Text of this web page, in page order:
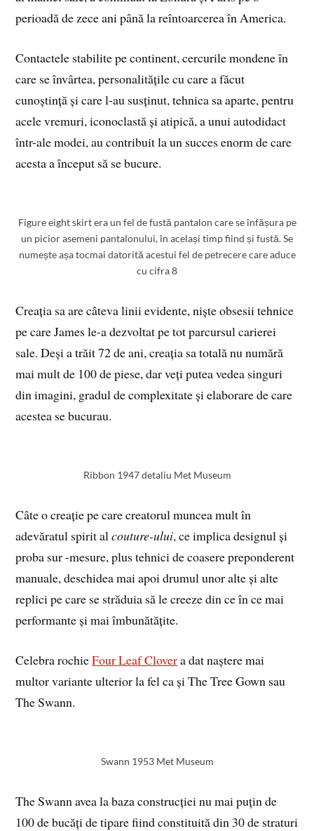
perioadă de zece ani până la reîntoarcerea în America.
Contactele stabilite pe continent, cercurile mondene în
care se învârtea, personalitățile cu care a făcut
cunoștință și care l-au susținut, tehnica sa aparte, pentru
acele vremuri, iconoclastă și atipică, a unui autodidact
într-ale modei, au contribuit la un succes enorm de care
acesta a început să se bucure.
Figure eight skirt era un fel de fustă pantalon care se înfășura pe
un picior asemeni pantalonului, în același timp fiind și fustă. Se
numește așa tocmai datorită acestui fel de petrecere care aduce
cu cifra 8
Creația sa are câteva linii evidente, niște obsesii tehnice
pe care James le-a dezvoltat pe tot parcursul carierei
sale. Deși a trăit 72 de ani, creația sa totală nu numără
mai mult de 100 de piese, dar veți putea vedea singuri
din imagini, gradul de complexitate și elaborare de care
acestea se bucurau.
Ribbon 1947 detaliu Met Museum
Câte o creație pe care creatorul muncea mult în
adevăratul spirit alcouture-ului, ce implica designul și
proba sur -mesure, plus tehnici de coasere preponderent
manuale, deschidea mai apoi drumul unor alte și alte
replici pe care se străduia să le creeze din ce în ce mai
performante și mai îmbunătățite.
Celebra rochieFour Leaf Clovera dat naștere mai
multor variante ulterior la fel ca și The Tree Gown sau
The Swann.
Swann 1953 Met Museum
The Swann avea la baza construcției nu mai puțin de
100 de bucăți de tipare fiind constituită din 30 de straturi